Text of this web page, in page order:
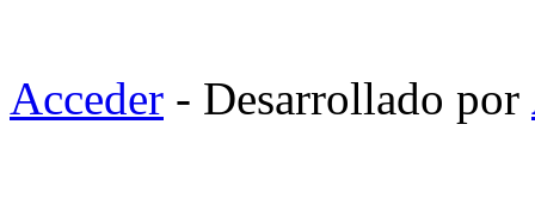
Acceder - Desarrollado por